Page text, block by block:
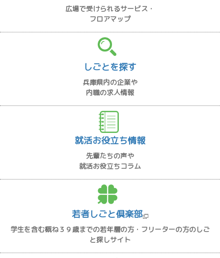
広場で受けられるサービス・
フロアマップ
しごとを探す
兵庫県内の企業や
内職の求人情報
就活お役立ち情報
先輩たちの声や
就活お役立ちコラム
若者しごと倶楽部
学生を含む概ね３９歳までの若年層の方・フリーターの方のしご
と探しサイト